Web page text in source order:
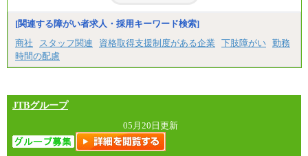
[関連する障がい者求人・採用キーワード検索]
商社
スタッフ関連 資格取得支援制度がある企業 下肢障がい 勤務
時間の配慮
JTBグループ
05月20日更新